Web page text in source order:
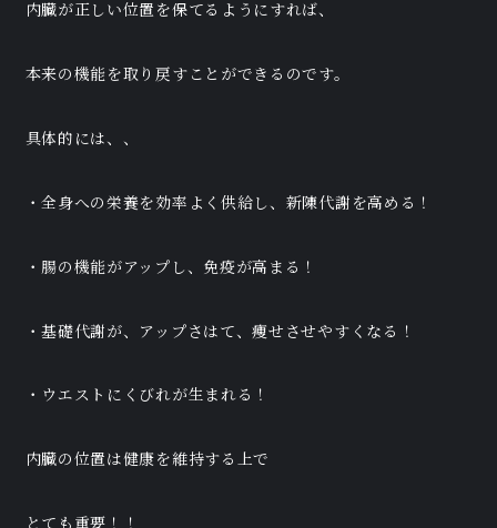
内臓が正しい位置を保てるようにすれば、
本来の機能を取り戻すことができるのです。
具体的には、、
・全身への栄養を効率よく供給し、新陳代謝を高める！
・腸の機能がアップし、免疫が高まる！
・基礎代謝が、アップさはて、痩せさせやすくなる！
・ウエストにくびれが生まれる！
内臓の位置は健康を維持する上で